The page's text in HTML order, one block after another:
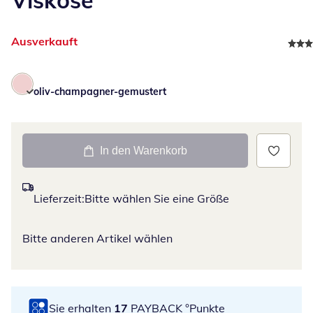
Ausverkauft
oliv-champagner-gemustert
In den Warenkorb
Lieferzeit:Bitte wählen Sie eine Größe
Bitte anderen Artikel wählen
Sie erhalten 17 PAYBACK °Punkte